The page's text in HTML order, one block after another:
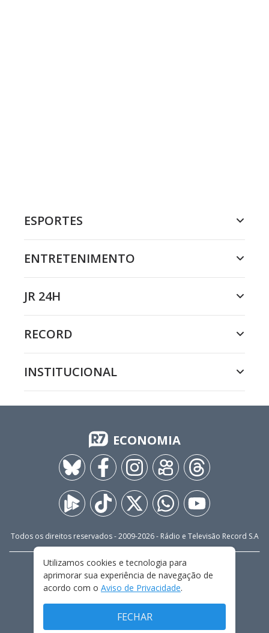
ESPORTES
ENTRETENIMENTO
JR 24H
RECORD
INSTITUCIONAL
ECONOMIA
Todos os direitos reservados - 2009-2026- Rádio e Televisão Record S.A
FALE CONOSCO
PRIVACIDADE
TERMOS E CONDIÇÕES DE USO
Utilizamos cookies e tecnologia para
aprimorar sua experiência de navegação de
acordo com o Aviso de Privacidade.
FECHAR